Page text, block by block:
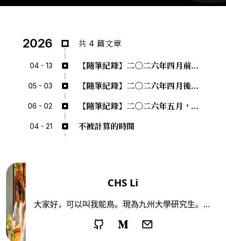
2026 共 4 篇文章
04 - 13 【隨筆紀錄】二〇二六年四月前半，福岡
05 - 03 【隨筆紀錄】二〇二六年四月後半&黃金週，福岡
06 - 02 【隨筆紀錄】二〇二六年五月，福岡
04 - 21 不被計算的時間
CHS Li
大家好，可以叫我鴕鳥。現為九州大學研究生。喜
歡看電影、讀小說、偶爾去沒去過的地方走走。鴕
鳥這個名字有兩個意思。一是跑得最快的兩足動